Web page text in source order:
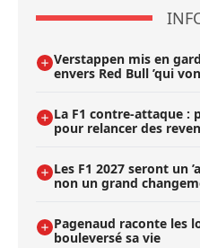
Verstappen mis en
envers Red Bull ’qui
La F1 contre-attaque :
pour relancer des
Les F1 2027 seront un
non un grand
Pagenaud raconte les
bouleversé sa vie